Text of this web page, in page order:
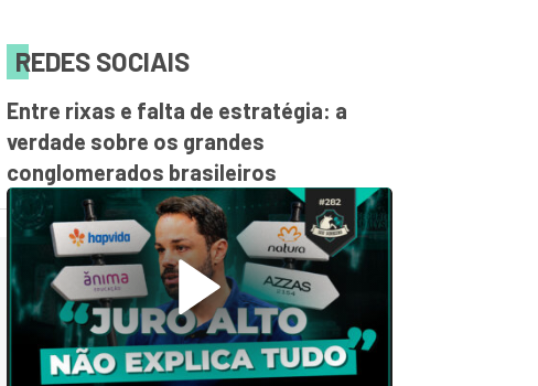
REDES SOCIAIS
Entre rixas e falta de estratégia: a
verdade sobre os grandes
conglomerados brasileiros